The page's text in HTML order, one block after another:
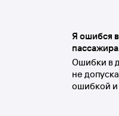
Я ошибся
Ошибки в
не
ошибкой и